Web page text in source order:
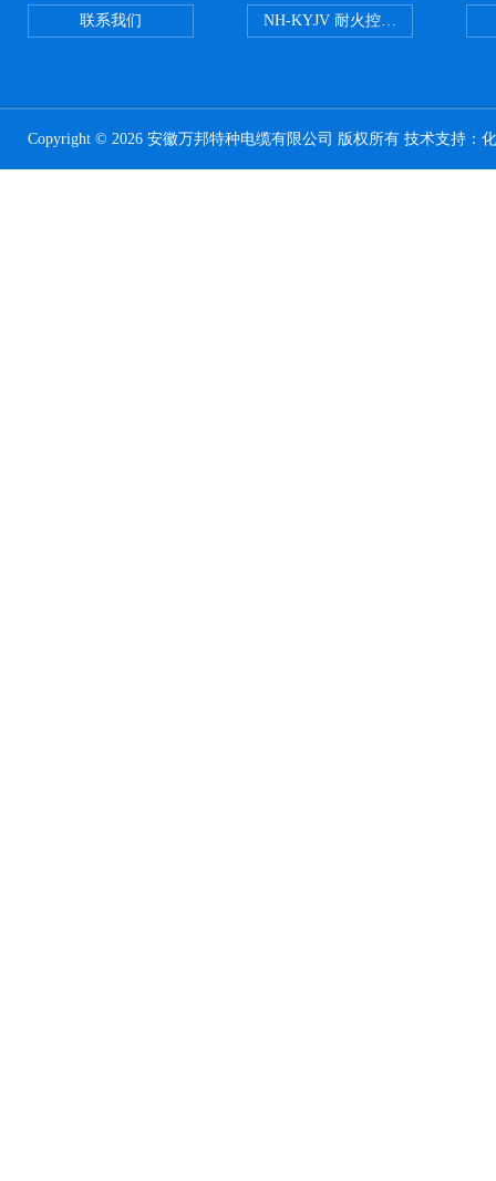
联系我们 NH-KYJV 耐火控制电缆
Copyright © 2026 安徽万邦特种电缆有限公司 版权所有 技术支持：